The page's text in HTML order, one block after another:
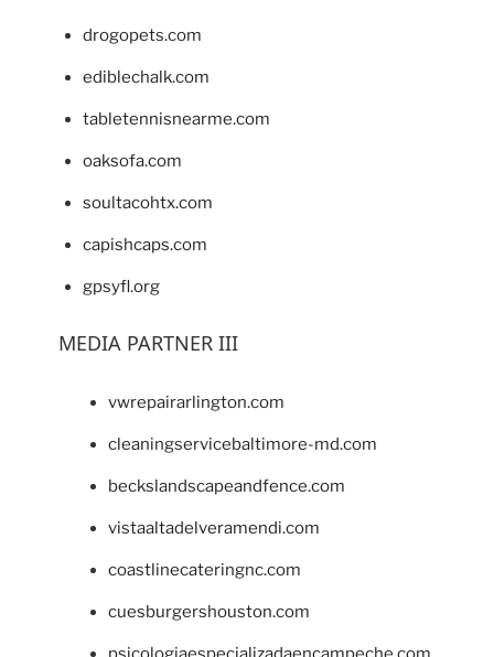
drogopets.com
ediblechalk.com
tabletennisnearme.com
oaksofa.com
soultacohtx.com
capishcaps.com
gpsyfl.org
MEDIA PARTNER III
vwrepairarlington.com
cleaningservicebaltimore-md.com
beckslandscapeandfence.com
vistaaltadelveramendi.com
coastlinecateringnc.com
cuesburgershouston.com